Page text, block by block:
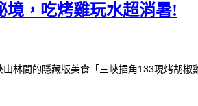
境，吃烤雞玩水超消暑!
林間的隱藏版美食「三峽插角133現烤胡椒